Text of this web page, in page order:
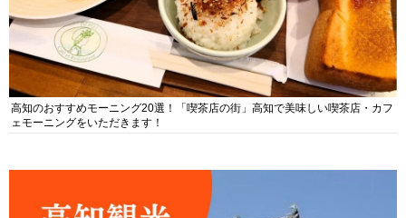
高知のおすすめモーニング20選！「喫茶店の街」高知で美味しい喫茶店・カフ
ェモーニングをいただきます！